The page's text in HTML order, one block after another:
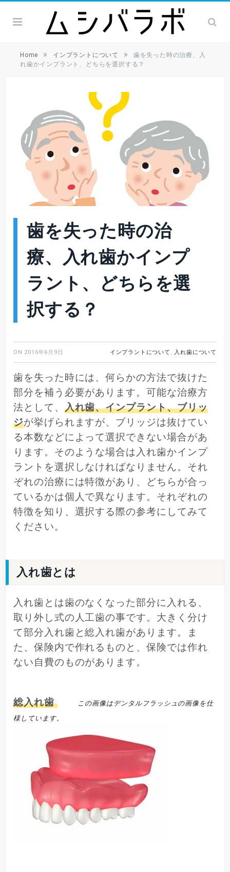
Home » インプラントについて »
歯を失った時の治療、入
れ歯かインプラント、どちらを選択する？
歯を失った時の治
療、入れ歯かインプ
ラント、どちらを選
択する？
ON 2016年6月9日 インプラントについて , 入れ歯について
歯を失った時には、何らかの方法で抜けた
部分を補う必要があります。可能な治療方
法として、 入れ歯、インプラント、ブリッ
ジが挙げられますが、ブリッジは抜けてい
る本数などによって選択できない場合があ
ります。そのような場合は入れ歯かインプ
ラントを選択しなければなりません。それ
ぞれの治療には特徴があり、どちらが合っ
ているかは個人で異なります。それぞれの
特徴を知り、選択する際の参考にしてみて
ください。
入れ歯とは
入れ歯とは歯のなくなった部分に入れる、
取り外し式の人工歯の事です。大きく分け
て部分入れ歯と総入れ歯があります。ま
た、保険内で作れるものと、保険では作れ
ない自費のものがあります。
総入れ歯
この画像はデンタルフラッシュの画像を仕
様しています。